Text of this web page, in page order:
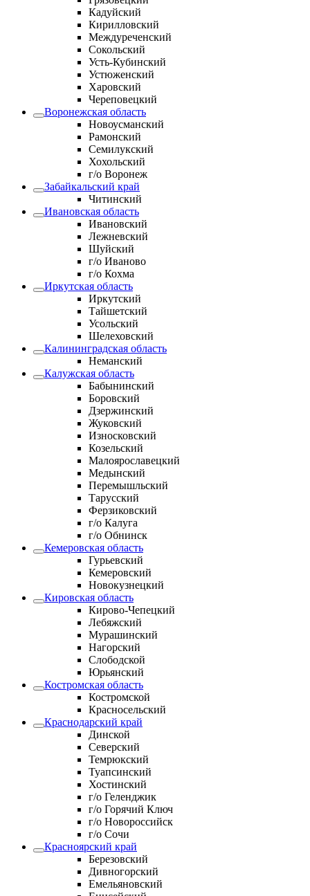
Кадуйский
Кирилловский
Междуреченский
Сокольский
Усть-Кубинский
Устюженский
Харовский
Череповецкий
Воронежская область
Новоусманский
Рамонский
Семилукский
Хохольский
г/о Воронеж
Забайкальский край
Читинский
Ивановская область
Ивановский
Лежневский
Шуйский
г/о Иваново
г/о Кохма
Иркутская область
Иркутский
Тайшетский
Усольский
Шелеховский
Калининградская область
Неманский
Калужская область
Бабынинский
Боровский
Дзержинский
Жуковский
Износковский
Козельский
Малоярославецкий
Медынский
Перемышльский
Тарусский
Ферзиковский
г/о Калуга
г/о Обнинск
Кемеровская область
Гурьевский
Кемеровский
Новокузнецкий
Кировская область
Кирово-Чепецкий
Лебяжский
Мурашинский
Нагорский
Слободской
Юрьянский
Костромская область
Костромской
Красносельский
Краснодарский край
Динской
Северский
Темрюкский
Туапсинский
Хостинский
г/о Геленджик
г/о Горячий Ключ
г/о Новороссийск
г/о Сочи
Красноярский край
Березовский
Дивногорский
Емельяновский